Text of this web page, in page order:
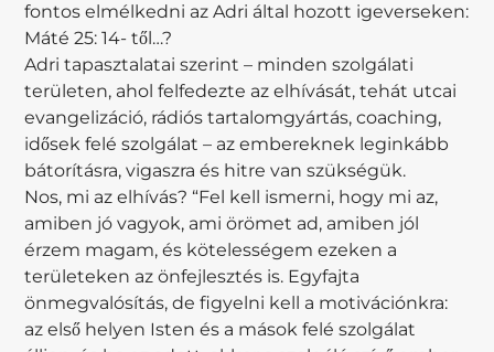
fontos elmélkedni az Adri által hozott igeverseken:
Máté 25: 14- től…?
Adri tapasztalatai szerint – minden szolgálati
területen, ahol felfedezte az elhívását, tehát utcai
evangelizáció, rádiós tartalomgyártás, coaching,
idősek felé szolgálat – az embereknek leginkább
bátorításra, vigaszra és hitre van szükségük.
Nos, mi az elhívás? “Fel kell ismerni, hogy mi az,
amiben jó vagyok, ami örömet ad, amiben jól
érzem magam, és kötelességem ezeken a
területeken az önfejlesztés is. Egyfajta
önmegvalósítás, de figyelni kell a motivációnkra:
az első helyen Isten és a mások felé szolgálat